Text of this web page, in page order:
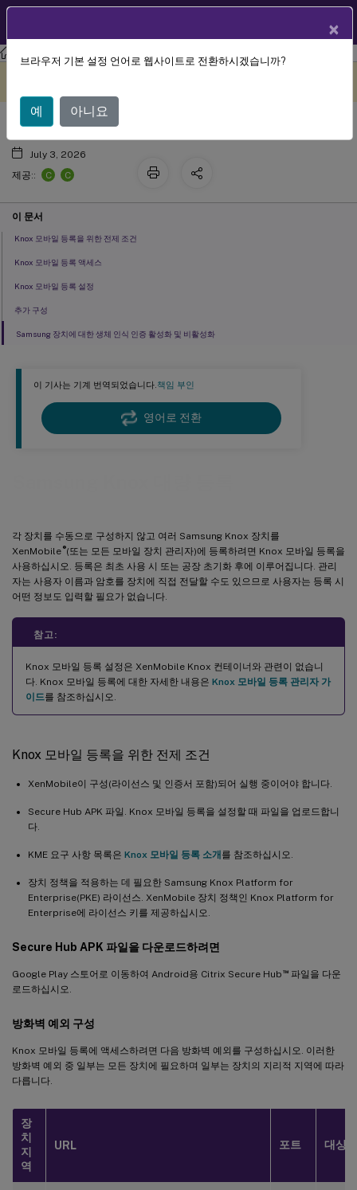
XenMobile Server 현재 릴리스 XenMobile Server
이 기사는 기계 번역되었습니다.책임 부인
영어로 전환
각 장치를 수동으로 구성하지 않고 여러 Samsung Knox 장치를
XenMobile ®(또는 모든 모바일 장치 관리자)에 등록하려면 Knox 모바일 등록을
사용하십시오. 등록은 최초 사용 시 또는 공장 초기화 후에 이루어집니다. 관리
자는 사용자 이름과 암호를 장치에 직접 전달할 수도 있으므로 사용자는 등록 시
어떤 정보도 입력할 필요가 없습니다.
참고:
Knox 모바일 등록 설정은 XenMobile Knox 컨테이너와 관련이 없습니
다. Knox 모바일 등록에 대한 자세한 내용은 Knox 모바일 등록 관리자 가
이드를 참조하십시오.
Knox 모바일 등록을 위한 전제 조건
XenMobile이 구성(라이선스 및 인증서 포함)되어 실행 중이어야 합니다.
Secure Hub APK 파일. Knox 모바일 등록을 설정할 때 파일을 업로드합니
다.
KME 요구 사항 목록은 Knox 모바일 등록 소개를 참조하십시오.
장치 정책을 적용하는 데 필요한 Samsung Knox Platform for
Enterprise(PKE) 라이선스. XenMobile 장치 정책인 Knox Platform for
Enterprise에 라이선스 키를 제공하십시오.
Secure Hub APK 파일을 다운로드하려면
Google Play 스토어로 이동하여 Android용 Citrix Secure Hub ™파일을 다운
로드하십시오.
방화벽 예외 구성
Knox 모바일 등록에 액세스하려면 다음 방화벽 예외를 구성하십시오. 이러한
방화벽 예외 중 일부는 모든 장치에 필요하며 일부는 장치의 지리적 지역에 따라
다릅니다.
장
치
지
역
URL 포트 대상
Samsung Knox 대량 등록
July 3, 2026
제공::
C C
이 문서
Knox 모바일 등록을 위한 전제 조건
Knox 모바일 등록 액세스
Knox 모바일 등록 설정
추가 구성
Samsung 장치에 대한 생체 인식 인증 활성화 및 비활성화
×
브라우저 기본 설정 언어로 웹사이트로 전환하시겠습니까?
예 아니요